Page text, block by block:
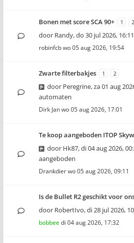
Bonen met score SCA 90+ 1 2
door Randy,do 30 jul 2026, 16:11
robinfcbwo 05 aug 2026, 19:54
Zwarte filterbakjes 1 2
door Peregrine,za 01 aug
automaten
Dirk Janwo 05 aug 2026, 17:01
Te koop aangeboden ITOP
door Hk87,di 04 aug 2026,
aangeboden
Drankdierwo 05 aug 2026, 09:11
Is de Bullet R2 geschikt voor
door RobertIvo,di 28 jul 2026,
bobbeedi 04 aug 2026, 17:32